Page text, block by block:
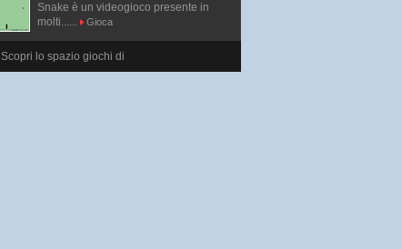
Snake è un videogioco presente in
molti......
Gioca
Scopri lo spazio giochi di